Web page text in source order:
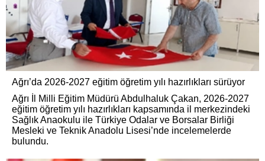
Ağrı’da 2026-2027 eğitim öğretim yılı hazırlıkları sürüyor
Ağrı İl Milli Eğitim Müdürü Abdulhaluk Çakan, 2026-2027
eğitim öğretim yılı hazırlıkları kapsamında il merkezindeki
Sağlık Anaokulu ile Türkiye Odalar ve Borsalar Birliği
Mesleki ve Teknik Anadolu Lisesi’nde incelemelerde
bulundu.